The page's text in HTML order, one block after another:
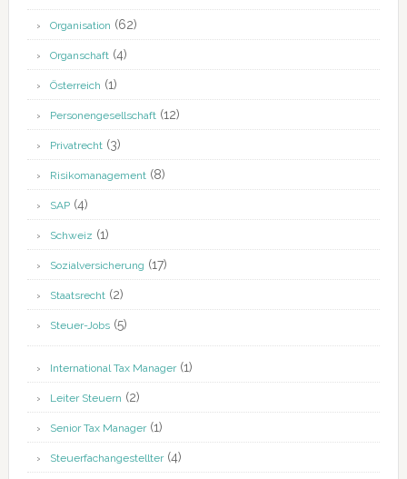
Organisation (62)
Organschaft(4)
Österreich (1)
Personengesellschaft(12)
Privatrecht(3)
Risikomanagement(8)
SAP(4)
Schweiz (1)
Sozialversicherung (17)
Staatsrecht(2)
Steuer-Jobs(5)
International Tax Manager(1)
Leiter Steuern (2)
Senior Tax Manager(1)
Steuerfachangestellter(4)